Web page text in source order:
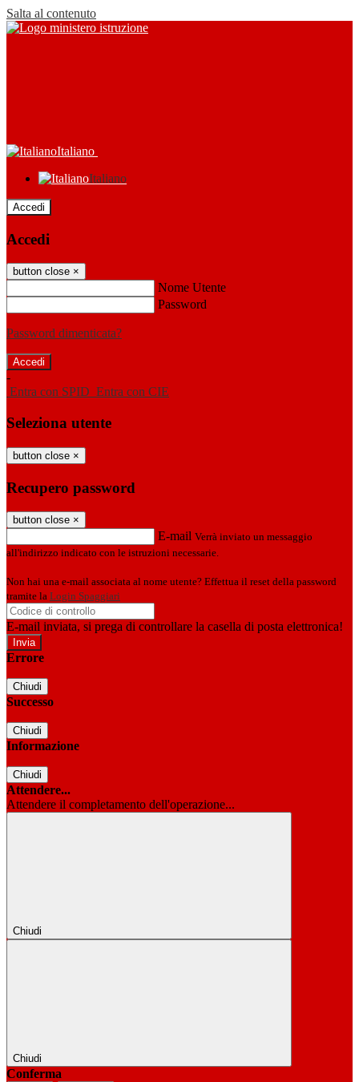
Salta al contenuto
Italiano
Italiano
Accedi
Accedi
button close ×
Nome Utente
Password
Password dimenticata?
-
Entra con SPID Entra con CIE
Seleziona utente
button close ×
Recupero password
button close ×
E-mail Verrà inviato un messaggio
all'indirizzo indicato con le istruzioni necessarie.
Non hai una e-mail associata al nome utente? Effettua il reset della password
tramite la Login Spaggiari
E-mail inviata, si prega di controllare la casella di posta elettronica!
Errore
Chiudi
Successo
Chiudi
Informazione
Chiudi
Attendere...
Attendere il completamento dell'operazione...
Chiudi
Chiudi
Conferma